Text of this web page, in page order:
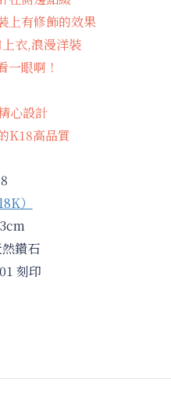
上有修飾的效果
衣,浪漫洋裝
一眼啊！
心設計
K18高品質
）
鑽石
刻印